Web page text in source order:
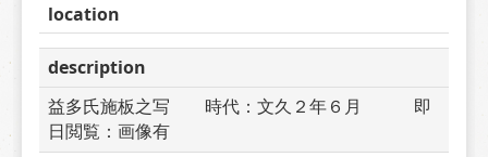
location
description
益多氏施板之写　　時代：文久２年６月　　　即
日閲覧：画像有